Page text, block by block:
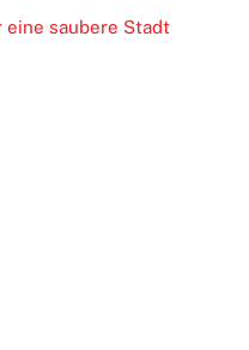
eine saubere Stadt